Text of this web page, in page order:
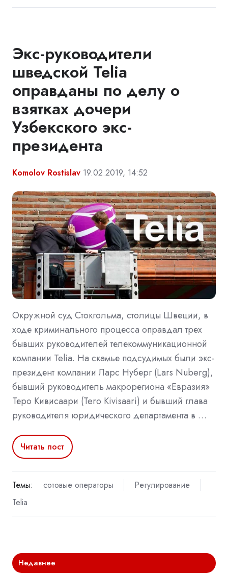
Экс-руководители
шведской Telia
оправданы по делу о
взятках дочери
Узбекского экс-
президента
Komolov Rostislav 19.02.2019, 14:52
Окружной суд Стокгольма, столицы Швеции, в
ходе криминального процесса оправдал трех
бывших руководителей телекоммуникационной
компании Telia. На скамье подсудимых были экс-
президент компании Ларс Нуберг (Lars Nuberg),
бывший руководитель макрорегиона «Евразия»
Теро Кивисаари (Tero Kivisaari) и бывший глава
руководителя юридического департамента в …
Читать пост
Темы: сотовые операторы
Регулирование
Telia
Недавнее